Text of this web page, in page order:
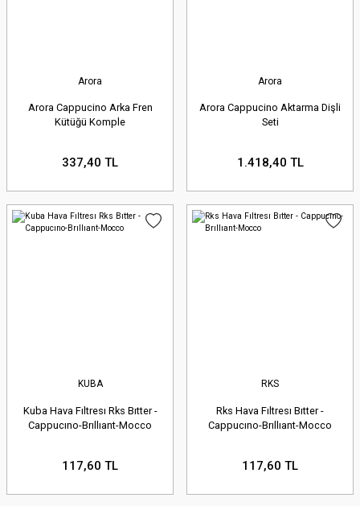
Arora
Arora Cappucino Arka Fren
Kütüğü Komple
337,40 TL
Arora
Arora Cappucino Aktarma Dişli
Seti
1.418,40 TL
KUBA
Kuba Hava Fıltresı Rks Bıtter -
Cappucıno-Brıllıant-Mocco
117,60 TL
RKS
Rks Hava Fıltresı Bıtter -
Cappucıno-Brıllıant-Mocco
117,60 TL